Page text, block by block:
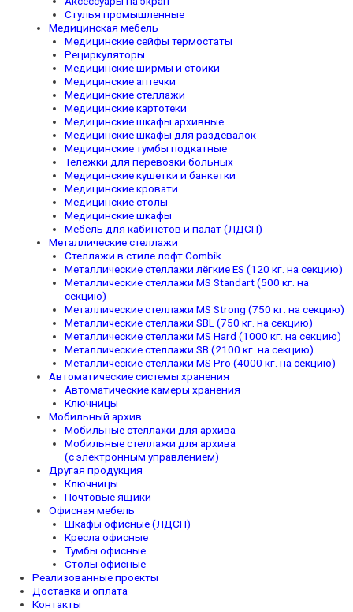
Стулья промышленные
Медицинская мебель
Медицинские сейфы термостаты
Рециркуляторы
Медицинские ширмы и стойки
Медицинские аптечки
Медицинские стеллажи
Медицинские картотеки
Медицинские шкафы архивные
Медицинские шкафы для раздевалок
Медицинские тумбы подкатные
Тележки для перевозки больных
Медицинские кушетки и банкетки
Медицинские кровати
Медицинские столы
Медицинские шкафы
Мебель для кабинетов и палат (ЛДСП)
Металлические стеллажи
Стеллажи в стиле лофт Combik
Металлические стеллажи лёгкие ES (120 кг. на секцию)
Металлические стеллажи MS Standart (500 кг. на
секцию)
Металлические стеллажи MS Strong (750 кг. на секцию)
Металлические стеллажи SBL (750 кг. на секцию)
Металлические стеллажи MS Hard (1000 кг. на секцию)
Металлические стеллажи SB (2100 кг. на секцию)
Металлические стеллажи MS Pro (4000 кг. на секцию)
Автоматические системы хранения
Автоматические камеры хранения
Ключницы
Мобильный архив
Мобильные стеллажи для архива
Мобильные стеллажи для архива
(с электронным управлением)
Другая продукция
Ключницы
Почтовые ящики
Офисная мебель
Шкафы офисные (ЛДСП)
Кресла офисные
Тумбы офисные
Столы офисные
Реализованные проекты
Доставка и оплата
Контакты